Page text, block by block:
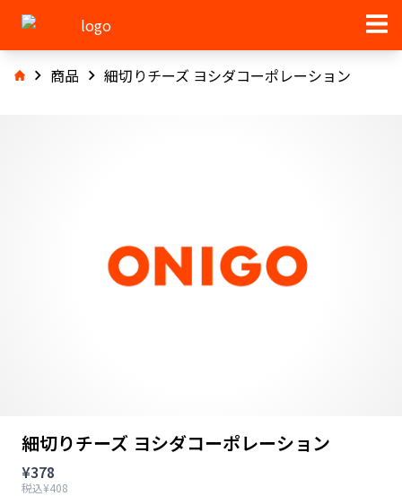
商品 細切りチーズ ヨシダコーポレーション
細切りチーズ ヨシダコーポレーション
¥378
税込¥408